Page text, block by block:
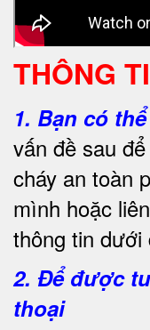
THÔNG
1. Bạn có
vấn đề sau
cháy an toàn
mình hoặc
thông tin dưới
2. Để được
thoại